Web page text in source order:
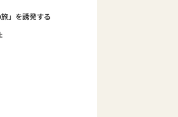
」を誘発する